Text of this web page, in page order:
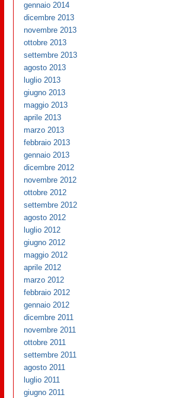
gennaio 2014
dicembre 2013
novembre 2013
ottobre 2013
settembre 2013
agosto 2013
luglio 2013
giugno 2013
maggio 2013
aprile 2013
marzo 2013
febbraio 2013
gennaio 2013
dicembre 2012
novembre 2012
ottobre 2012
settembre 2012
agosto 2012
luglio 2012
giugno 2012
maggio 2012
aprile 2012
marzo 2012
febbraio 2012
gennaio 2012
dicembre 2011
novembre 2011
ottobre 2011
settembre 2011
agosto 2011
luglio 2011
giugno 2011